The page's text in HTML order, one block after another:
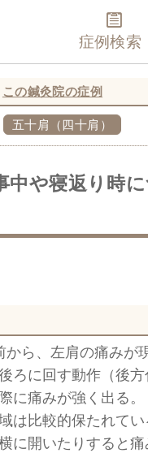
症例検索
この鍼灸院の症例
五十肩（四十肩）
や寝返り時
ら、左肩の痛みが
ろに回す動作（後方
に痛みが強く出る。
は比較的保たれて
に開いたりすると痛